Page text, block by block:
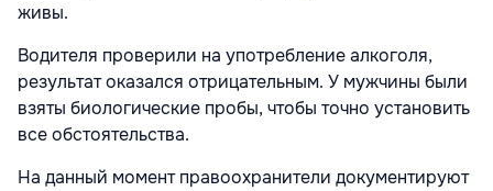
живы.
Водителя проверили на употребление алкоголя,
результат оказался отрицательным. У мужчины были
взяты биологические пробы, чтобы точно установить
все обстоятельства.
На данный момент правоохранители документируют